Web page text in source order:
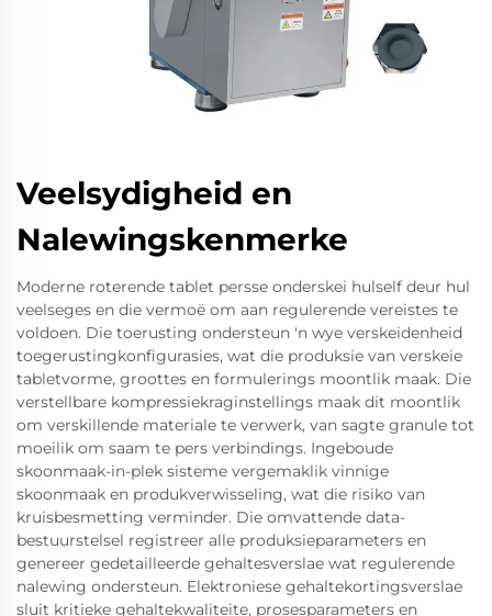
Veelsydigheid en
Nalewingskenmerke
Moderne roterende tablet persse onderskei hulself deur hul
veelseges en die vermoë om aan regulerende vereistes te
voldoen. Die toerusting ondersteun 'n wye verskeidenheid
toegerustingkonfigurasies, wat die produksie van verskeie
tabletvorme, groottes en formulerings moontlik maak. Die
verstellbare kompressiekraginstellings maak dit moontlik
om verskillende materiale te verwerk, van sagte granule tot
moeilik om saam te pers verbindings. Ingeboude
skoonmaak-in-plek sisteme vergemaklik vinnige
skoonmaak en produkverwisseling, wat die risiko van
kruisbesmetting verminder. Die omvattende data-
bestuurstelsel registreer alle produksieparameters en
genereer gedetailleerde gehaltesverslae wat regulerende
nalewing ondersteun. Elektroniese gehaltekortingsverslae
sluit kritieke gehaltekwaliteite, prosesparameters en